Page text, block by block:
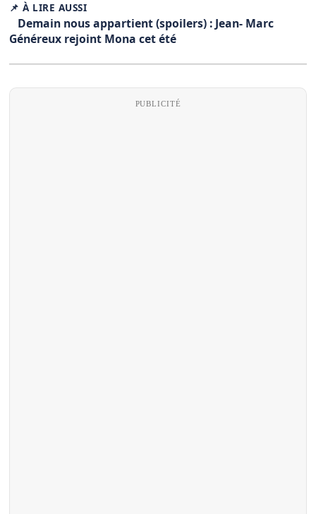
📌 À LIRE AUSSI
Demain nous appartient (spoilers) : Jean- Marc
Généreux rejoint Mona cet été
PUBLICITÉ